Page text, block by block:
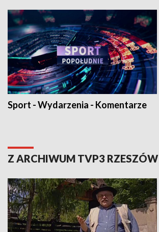
Sport - Wydarzenia - Komentarze
Z ARCHIWUM TVP3 RZESZÓW